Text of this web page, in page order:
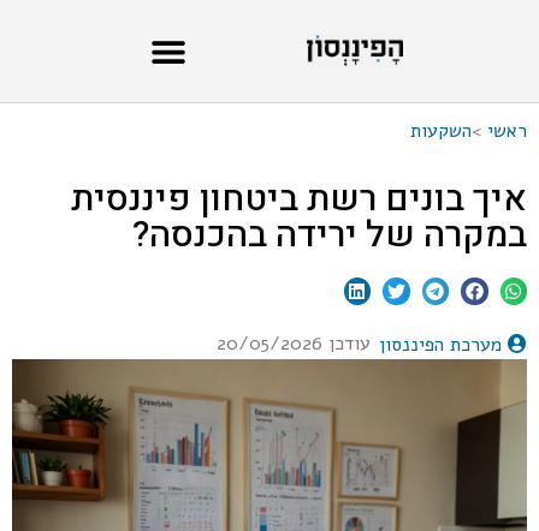
ראשי >השקעות
איך בונים רשת ביטחון פיננסית
במקרה של ירידה בהכנסה?
מערכת הפיננסון עודכן 20/05/2026